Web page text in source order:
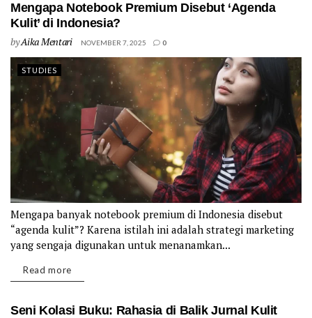
Mengapa Notebook Premium Disebut ‘Agenda
Kulit’ di Indonesia?
byAika Mentari NOVEMBER 7, 2025 0
STUDIES
Mengapa banyak notebook premium di Indonesia disebut
“agenda kulit”? Karena istilah ini adalah strategi marketing
yang sengaja digunakan untuk menanamkan...
Read moreDetails
Seni Kolasi Buku: Rahasia di Balik Jurnal Kulit